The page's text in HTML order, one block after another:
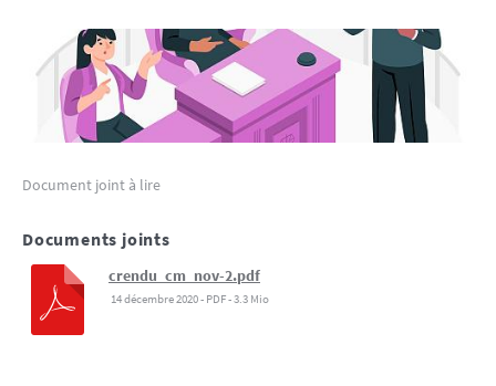
Document joint à lire
Documents joints
crendu_cm_nov-2.pdf
14 décembre 2020- PDF-3.3 Mio